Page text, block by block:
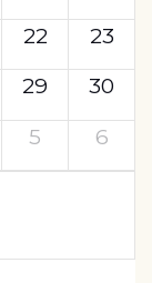
22
23
29
30
5 6